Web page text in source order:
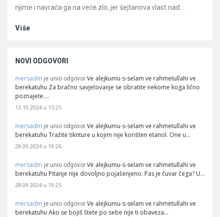
njime i navraća ga na veće zlo, jer šejtanova vlast nad ...
Više
NOVI ODGOVORI
mersadm je unio odgovor Ve alejkumu-s-selam ve rahmetullahi ve
berekatuhu Za bračno savjetovanje se obratite nekome koga lično
poznajete.…
13.10.2024 u 15:25
mersadm je unio odgovor Ve alejkumu-s-selam ve rahmetullahi ve
berekatuhu Tražite tiknture u kojim nije korišten etanol. One u…
28.09.2024 u 19:26
mersadm je unio odgovor Ve alejkumu-s-selam ve rahmetullahi ve
berekatuhu Pitanje nije dovoljno pojašenjeno. Pas je čuvar čega? U…
28.09.2024 u 19:25
mersadm je unio odgovor Ve alejkumu-s-selam ve rahmetullahi ve
berekatuhu Ako se bojiš štete po sebe nije ti obaveza…